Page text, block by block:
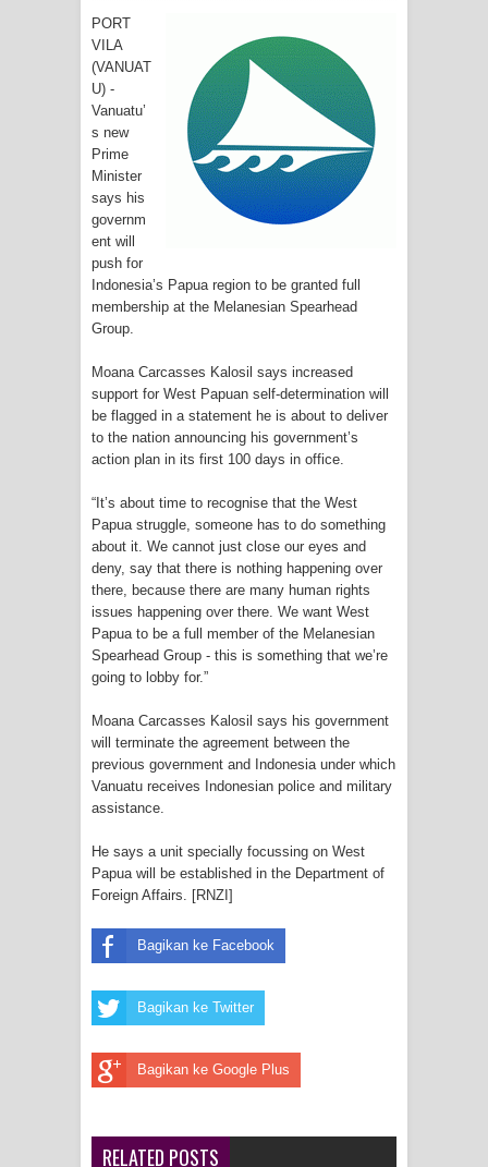
Tiga Personel Polresta Jayapura Kota
Jalani Sidang BP4R di Jayapura
Kapolresta Jayapura Kota
Mengapresiasi Antusiasme Warga
2026 di Lapangan Karang PTC Entrop
di Kompleks Asrama Polisi Sorong
Profil Lengkap Papua Barat, Bumi
Cenderawasih di Ujung Barat Papua
Profil Lengkap Provinsi Papua, Bumi
Cenderawasih di Ujung Timur
Indonesia
Profil Lengkap Aceh, Provinsi
Lima Rumah Pribadi Terbakar Di
Hamadi Jayapura Selatan
Imbau Waspada Susulan
Mama-Mama Pasar Lama Sentani
Polres Jayapura Terima Laporan
Marthen Medlama Sebut Pemprov
PORT
VILA
(VANUAT
U) -
Vanuatu’
s new
Prime
Minister
says his
governm
ent will
push for
Indonesia’s Papua region to be granted full
membership at the Melanesian Spearhead
Group.
Moana Carcasses Kalosil says increased
support for West Papuan self-determination will
be flagged in a statement he is about to deliver
to the nation announcing his government’s
action plan in its first 100 days in office.
“It’s about time to recognise that the West
Papua struggle, someone has to do something
about it. We cannot just close our eyes and
deny, say that there is nothing happening over
there, because there are many human rights
issues happening over there. We want West
Papua to be a full member of the Melanesian
Spearhead Group - this is something that we’re
going to lobby for.”
Moana Carcasses Kalosil says his government
will terminate the agreement between the
previous government and Indonesia under which
Vanuatu receives Indonesian police and military
assistance.
He says a unit specially focussing on West
Papua will be established in the Department of
Foreign Affairs. [RNZI ]
Bagikan ke Facebook
Bagikan ke Twitter
Bagikan ke Google Plus
RELATED POSTS